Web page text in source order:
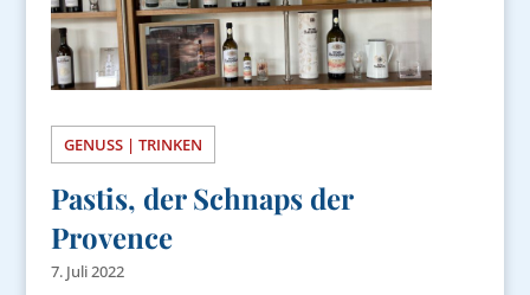
GENUSS | TRINKEN
Pastis, der Schnaps der
Provence
7. Juli 2022